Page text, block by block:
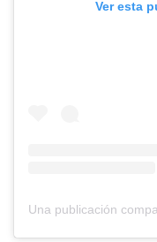
Ver esta